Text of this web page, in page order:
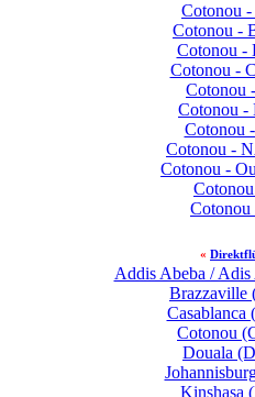
Cotonou
Cotonou -
Cotonou -
Cotonou -
Cotonou
Cotonou
Cotonou
Cotonou -
Cotonou -
«
Addis Abeba /
Cotonou
Douala
Kinshasa